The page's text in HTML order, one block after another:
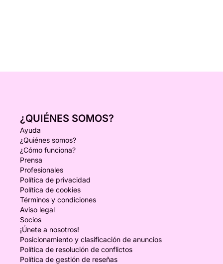
¿QUIÉNES SOMOS?
Ayuda
¿Quiénes somos?
¿Cómo funciona?
Prensa
Profesionales
Política de privacidad
Política de cookies
Términos y condiciones
Aviso legal
Socios
¡Únete a nosotros!
Posicionamiento y clasificación de anuncios
Política de resolución de conflictos
Política de gestión de reseñas